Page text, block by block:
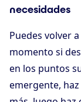
necesidades
Puedes volver
momento si
en los puntos
emergente,